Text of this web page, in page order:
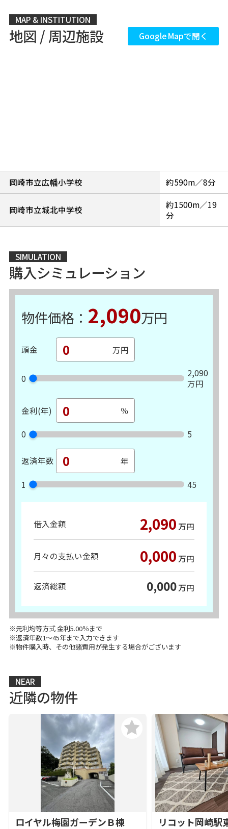
MAP & INSTITUTION
地図 / 周辺施設 Google Mapで開く
岡崎市立広幡小学校 約590m／8分
岡崎市立城北中学校
約1500m／19
分
SIMULATION
購入シミュレーション
物件価格： 2,090万円
頭金
0
2,090
万円
金利(年)
0 5
返済年数
1 45
借入金額 2,090 万円
月々の支払い金額 0,000 万円
返済総額 0,000万円
※元利均等方式 金利5.00％まで
※返済年数1～45年まで入力できます
※物件購入時、その他諸費用が発生する場合がございます
NEAR
近隣の物件
ロイヤル梅園ガーデンＢ棟 リコット岡崎駅